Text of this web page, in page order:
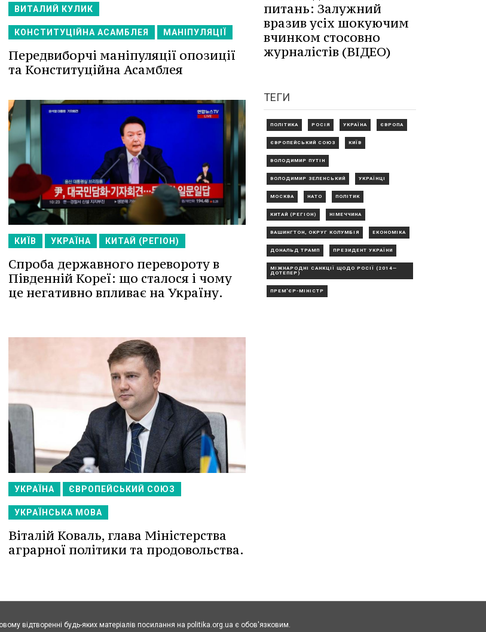
ВИТАЛИЙ КУЛИК
КОНСТИТУЦІЙНА АСАМБЛЕЯ МАНІПУЛЯЦІЇ
Передвиборчі маніпуляції опозиції
та Конституційна Асамблея
КИЇВ УКРАЇНА КИТАЙ (РЕГІОН)
Спроба державного перевороту в
Південній Кореї: що сталося і чому
це негативно впливає на Україну.
УКРАЇНА ЄВРОПЕЙСЬКИЙ СОЮЗ
УКРАЇНСЬКА МОВА
Віталій Коваль, глава Міністерства
аграрної політики та продовольства.
питань: Залужний
вразив усіх шокуючим
вчинком стосовно
журналістів (ВІДЕО)
ТЕГИ
ПОЛІТИКА РОСІЯ УКРАЇНА ЄВРОПА
ЄВРОПЕЙСЬКИЙ СОЮЗ КИЇВ
ВОЛОДИМИР ПУТІН
ВОЛОДИМИР ЗЕЛЕНСЬКИЙ УКРАЇНЦІ
МОСКВА НАТО ПОЛІТИК
КИТАЙ (РЕГІОН) НІМЕЧЧИНА
ВАШИНГТОН, ОКРУГ КОЛУМБІЯ ЕКОНОМІКА
ДОНАЛЬД ТРАМП ПРЕЗИДЕНТ УКРАЇНИ
МІЖНАРОДНІ САНКЦІЇ ЩОДО РОСІЇ (2014—
ДОТЕПЕР)
ПРЕМ'ЄР-МІНІСТР
відтворенні будь-яких матеріалів посилання на politika.org.ua є обов'язковим.